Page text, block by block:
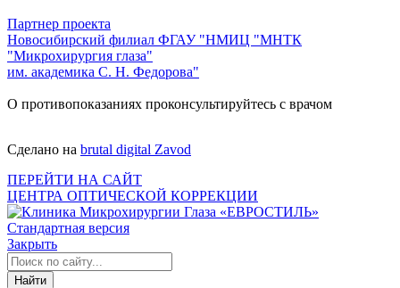
Партнер проекта
Новосибирский филиал ФГАУ "НМИЦ "МНТК
"Микрохирургия глаза"
им. академика С. Н. Федорова"
О противопоказаниях проконсультируйтесь с врачом
Сделано на brutal digital Zavod
ПЕРЕЙТИ НА САЙТ
ЦЕНТРА ОПТИЧЕСКОЙ КОРРЕКЦИИ
Стандартная версия
Закрыть